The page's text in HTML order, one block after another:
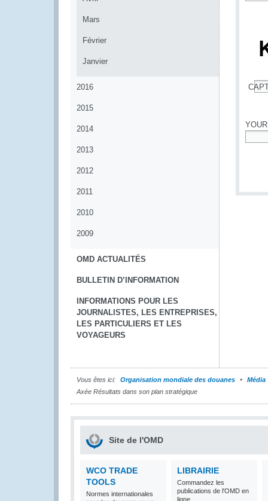
Mars
Février
Janvier
2016
2015
2014
2013
2012
2011
2010
2009
OMD ACTUALITÉS
BULLETIN D’INFORMATION
INFORMATIONS POUR LES
JOURNALISTES, LES ENTREPRISES,
LES PARTICULIERS ET LES
VOYAGEURS
Vous êtes ici: Organisation mondiale des douanes
Média
Axée Résultats dans son plan stratégique
Site de l'OMD
WCO TRADE
TOOLS
Normes internationales
LIBRAIRIE
Commandez les
publications de l'OMD en
ligne